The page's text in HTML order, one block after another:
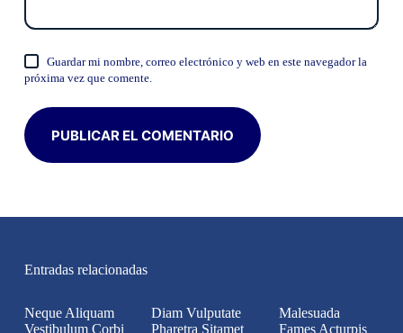
Guardar mi nombre, correo electrónico y web en este navegador la
próxima vez que comente.
PUBLICAR EL COMENTARIO
Entradas relacionadas
Neque Aliquam
Vestibulum Corbi
Diam Vulputate
Pharetra Sitamet
Malesuada
Fames Acturpis